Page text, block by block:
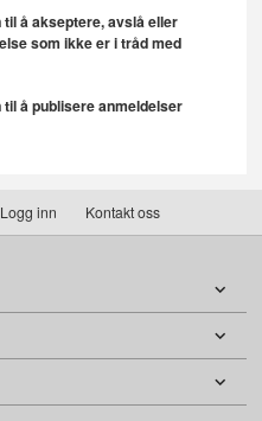
å akseptere, avslå eller
som ikke er i tråd med
å publisere anmeldelser
Logg inn Kontakt oss